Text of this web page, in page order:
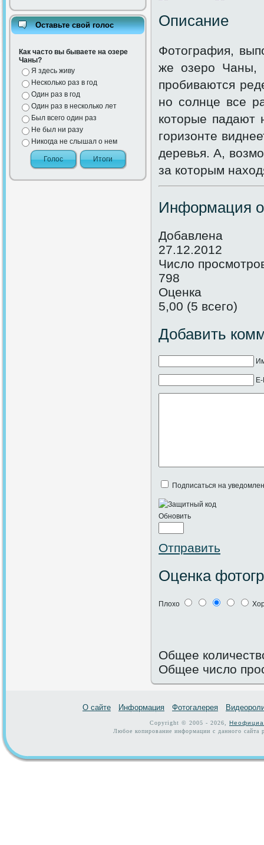
Оставьте свой голос
Как часто вы бываете на озере
Чаны?
Я здесь живу
Несколько раз в год
Один раз в год
Один раз в несколько лет
Был всего один раз
Не был ни разу
Никогда не слышал о нем
Описание
Фотография,
же озеро Чаны,
пробиваются
но солнце все
которые падают
горизонте
деревья. А,
за которым
Информация
Добавлена
27.12.2012
Число
798
Оценка
5,00 (5 всего)
Добавить
Подписаться на
Обновить
Отправить
Оценка
Плохо
Общее
Общее число
О сайте Информация Фотогалерея
Copyright © 2005 - 2026,
Любое копирование информации с данного сайта